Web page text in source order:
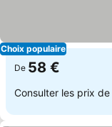
Choix populaire
De 58 €
Consulter les prix de